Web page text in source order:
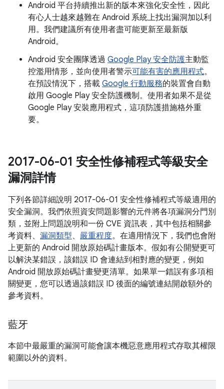
Android 平台持續推出新的版本來強化安全性，因此
有心人士越來越難在 Android 系統上找出漏洞加以利
用。我們建議所有使用者盡可能更新至最新版
Android。
Android 安全團隊透過 Google Play 安全防護主動監
控濫用情形，並向使用者警示可能有害的應用程式。
在預設情況下，搭載 Google 行動服務的裝置會自動
啟用 Google Play 安全防護機制。使用者如果不是從
Google Play 安裝應用程式，這項防護措施格外重
要。
2017-06-01 安全性修補程式等級安全
漏洞詳情
下列各節詳細說明 2017-06-01 安全性修補程式等級適用的
安全漏洞。我們依照資安問題影響的元件將各項漏洞分門別
類，並附上問題說明和一份 CVE 資訊表，其中包括相關參
考資料、 漏洞類型、 嚴重程度。在適用情況下，我們也會附
上更新的 Android 開放原始碼計畫版本。假如有公開變更可
以解決某錯誤，該錯誤 ID 會連結到相對應的變更，例如
Android 開放原始碼計畫變更清單。如果單一錯誤有多項相
關變更，您可以透過該錯誤 ID 後面的編號連結開啟額外的
參考資料。
藍牙
本節中最嚴重的漏洞可能會讓本機惡意應用程式存取其權限
範圍以外的資料。